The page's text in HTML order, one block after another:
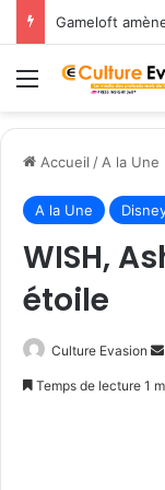
Menu
Accueil / A la Une
A la Une
WISH,
étoile
Culture Evasion
Temps de lecture 1